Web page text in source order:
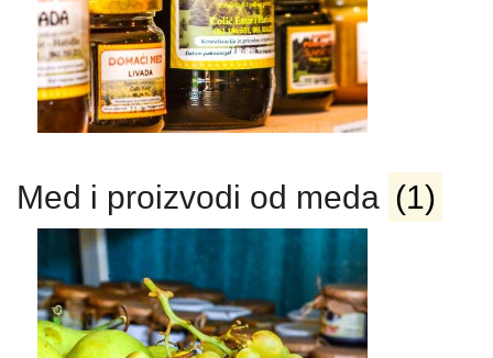
Med i proizvodi od meda (1)